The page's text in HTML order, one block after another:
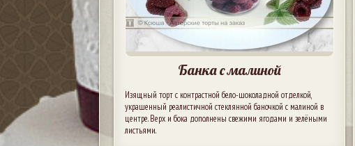
Банка с малиной
Изящный торт с контрастной бело-шоколадной отделкой,
украшенный реалистичной стеклянной баночкой с малиной в
центре. Верх и бока дополнены свежими ягодами и зелёными
листьями.